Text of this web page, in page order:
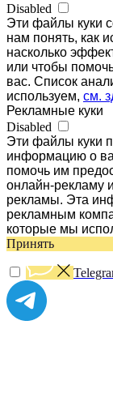
Disabled
Эти файлы куки
нам понять, как
насколько
или чтобы
вас. Список
используем, см.
Рекламные куки
Disabled
Эти файлы куки
информацию о
помочь им
онлайн-рекламу
рекламы. Эта
рекламным
которые мы
Принять